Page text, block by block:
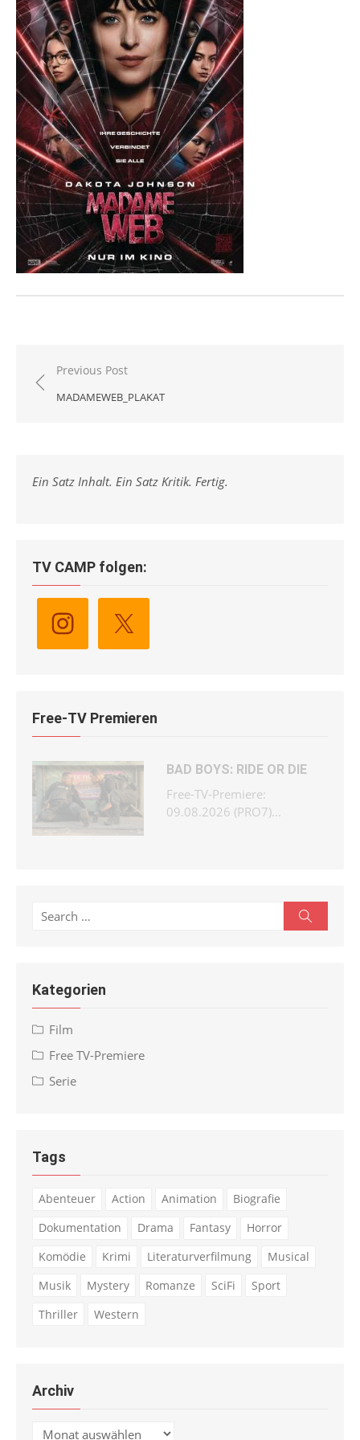
Beitragsnavigation
Previous Post
MADAMEWEB_PLAKAT
Ein Satz Inhalt. Ein Satz Kritik. Fertig.
TV CAMP folgen:
Free-TV Premieren
BAD BOYS: RIDE OR DIE
Free-TV-Premiere:
09.08.2026 (PRO7)...
Search
Kategorien
Film
Free TV-Premiere
Serie
Tags
Abenteuer Action Animation
Biografie
Dokumentation
Drama Fantasy
Horror
Komödie
Krimi Literaturverfilmung
Musical
Musik
Mystery Romanze SciFi
Sport
Thriller
Western
Archiv
Archiv